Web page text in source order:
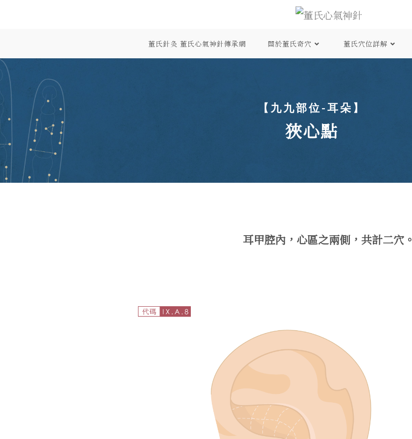
董氏針灸 董氏心氣神針傳承網 關於董氏奇穴 董氏穴位詳解
【九九部位-耳朵】
狹心點
耳甲腔內，心區之兩側，共計二穴。